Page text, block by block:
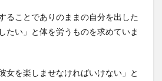
ることでありのままの自分を出した
たい」と体を労うものを求めていま
女を楽しませなければいけない」と